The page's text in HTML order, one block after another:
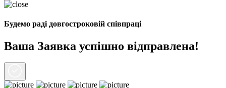
Будемо раді довгостроковій співпраці
Ваша Заявка успішно відправлена!